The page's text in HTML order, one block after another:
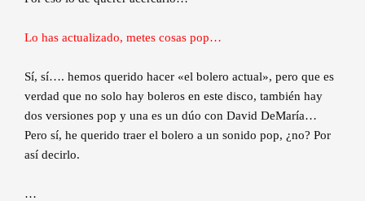
Lo has actualizado, metes cosas pop…
Sí, sí…. hemos querido hacer «el bolero actual», pero que es
verdad que no solo hay boleros en este disco, también hay
dos versiones pop y una es un dúo con David DeMaría…
Pero sí, he querido traer el bolero a un sonido pop, ¿no? Por
así decirlo.
…